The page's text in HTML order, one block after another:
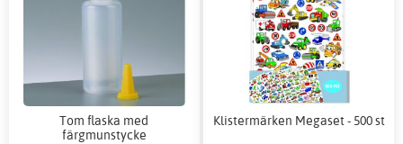
Tom flaska med
färgmunstycke
Klistermärken Megaset - 500 st